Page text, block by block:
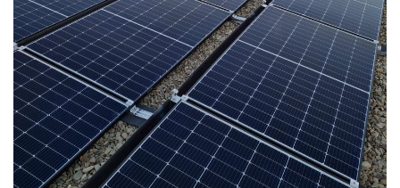
APC
Pachete acumulatori VRLA
Sisteme de management (BMS)
Redresoare, incarcatoare si testere
Redresoare auto, moto, barci si
stationare
Surse UPS